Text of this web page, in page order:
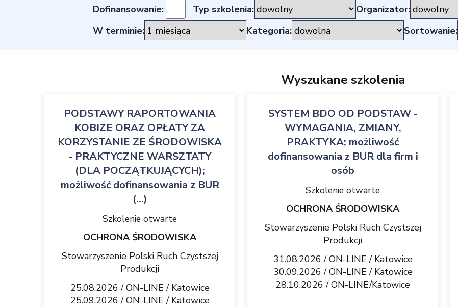
Dofinansowanie: Typ szkolenia:
Organizator:
W terminie:
Kategoria: Sortowanie:
Wyszukane szkolenia
PODSTAWY RAPORTOWANIA
KOBIZE ORAZ OPŁATY ZA
KORZYSTANIE ZE ŚRODOWISKA
- PRAKTYCZNE WARSZTATY
(DLA POCZĄTKUJĄCYCH);
możliwość dofinansowania z BUR
(...)
Szkolenie otwarte
OCHRONA ŚRODOWISKA
Stowarzyszenie Polski Ruch Czystszej
Produkcji
25.08.2026 / ON-LINE / Katowice
25.09.2026 / ON-LINE / Katowice
SYSTEM BDO OD PODSTAW -
WYMAGANIA, ZMIANY,
PRAKTYKA; możliwość
dofinansowania z BUR dla firm i
osób
Szkolenie otwarte
OCHRONA ŚRODOWISKA
Stowarzyszenie Polski Ruch Czystszej
Produkcji
31.08.2026 / ON-LINE / Katowice
30.09.2026 / ON-LINE / Katowice
28.10.2026 / ON-LINE/Katowice